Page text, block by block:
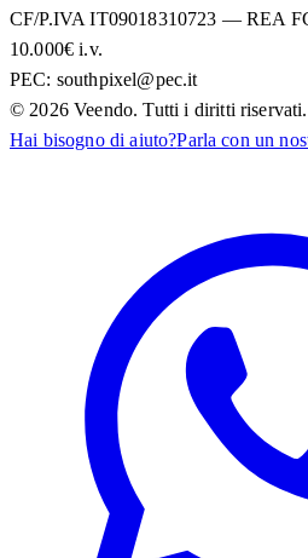
CF/P.IVA IT09018310723 — REA
10.000€ i.v.
PEC: southpixel@pec.it
© 2026 Veendo. Tutti i diritti riservati.
Hai bisogno di aiuto?Parla con un